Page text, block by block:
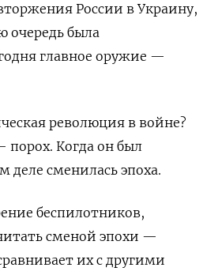
России в Украину,
очередь была
главное оружие —
революция в войне?
Когда он был
деле сменилась эпоха.
беспилотников,
сменой эпохи —
их с другими